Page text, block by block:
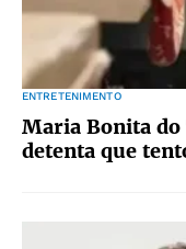
ENTRETENIMENTO
Maria Bonita do
detenta que